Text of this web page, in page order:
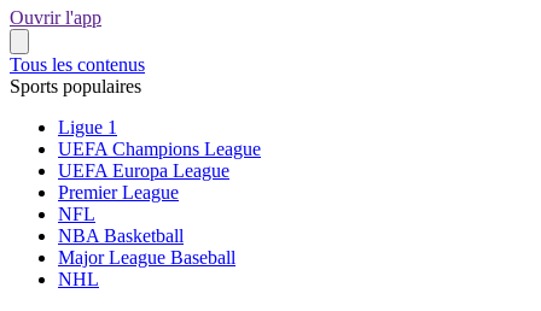
Ouvrir l'app
Tous les contenus
Sports populaires
Ligue 1
UEFA Champions League
UEFA Europa League
Premier League
NFL
NBA Basketball
Major League Baseball
NHL